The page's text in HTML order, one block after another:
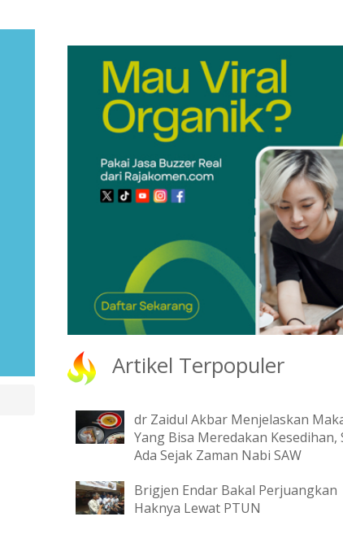
Artikel Terpopuler
dr Zaidul Akbar Menjelaskan
Yang Bisa Meredakan Kesedihan,
Ada Sejak Zaman Nabi SAW
Brigjen Endar Bakal Perjuangkan
Haknya Lewat PTUN